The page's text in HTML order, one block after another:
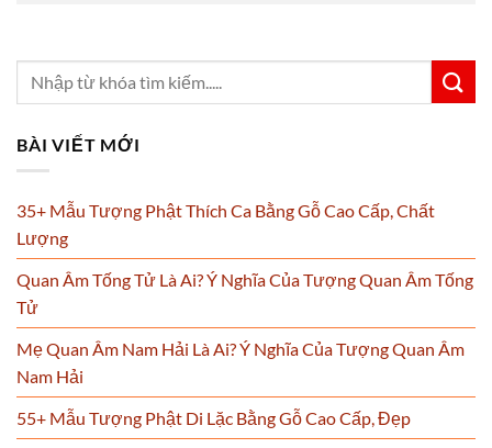
BÀI VIẾT MỚI
35+ Mẫu Tượng Phật Thích Ca Bằng Gỗ Cao Cấp, Chất
Lượng
Quan Âm Tống Tử Là Ai? Ý Nghĩa Của Tượng Quan Âm Tống
Tử
Mẹ Quan Âm Nam Hải Là Ai? Ý Nghĩa Của Tượng Quan Âm
Nam Hải
55+ Mẫu Tượng Phật Di Lặc Bằng Gỗ Cao Cấp, Đẹp